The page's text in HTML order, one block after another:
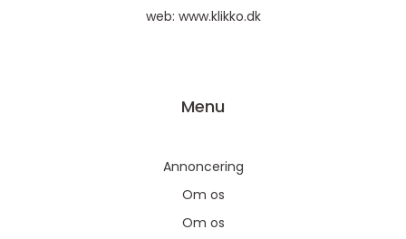
web: www.klikko.dk
Menu
Annoncering
Om os
Om os